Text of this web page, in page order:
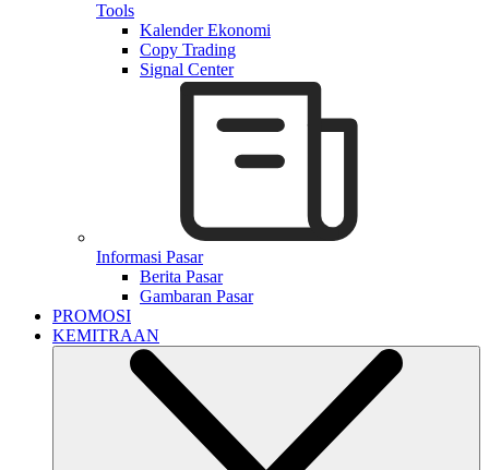
Tools
Kalender Ekonomi
Copy Trading
Signal Center
Informasi Pasar
Berita Pasar
Gambaran Pasar
PROMOSI
KEMITRAAN